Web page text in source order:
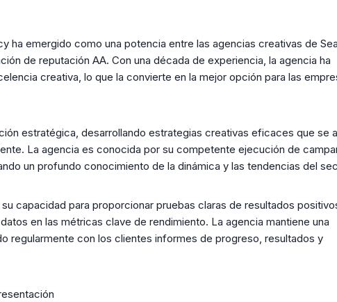
ha emergido como una potencia entre las agencias creativas de
de reputación AA. Con una década de experiencia, la agencia ha
creativa, lo que la convierte en la mejor opción para las
estratégica, desarrollando estrategias creativas eficaces que se
La agencia es conocida por su competente ejecución de
un profundo conocimiento de la dinámica y las tendencias del
capacidad para proporcionar pruebas claras de resultados
en las métricas clave de rendimiento. La agencia mantiene una
regularmente con los clientes informes de progreso, resultados y